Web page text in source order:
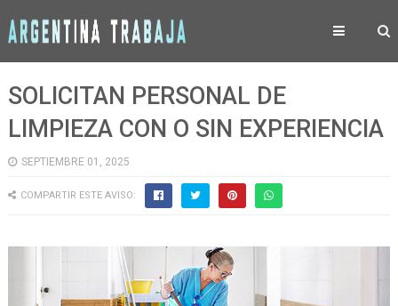
SOLICITAN PERSONAL DE
LIMPIEZA CON O SIN EXPERIENCIA
SEPTIEMBRE 01, 2025
COMPARTIR ESTE AVISO: